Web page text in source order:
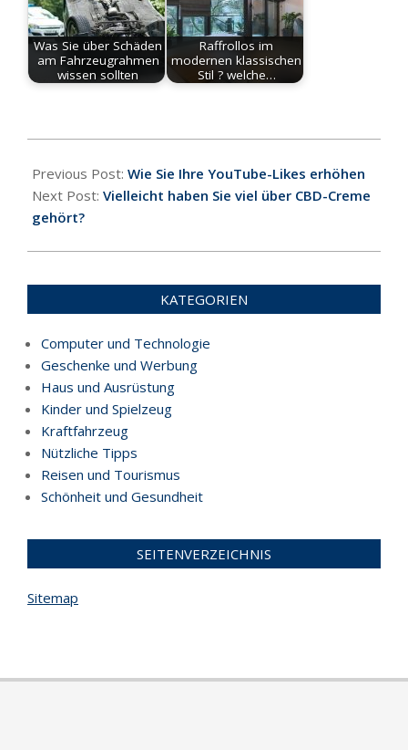
Was Sie über Schäden
am Fahrzeugrahmen
wissen sollten
Raffrollos im
modernen klassischen
Stil ? welche…
12-
05
Previous Post: Wie Sie Ihre YouTube-Likes erhöhen
Next Post: Vielleicht haben Sie viel über CBD-Creme
gehört?
KATEGORIEN
Computer und Technologie
Geschenke und Werbung
Haus und Ausrüstung
Kinder und Spielzeug
Kraftfahrzeug
Nützliche Tipps
Reisen und Tourismus
Schönheit und Gesundheit
SEITENVERZEICHNIS
Sitemap